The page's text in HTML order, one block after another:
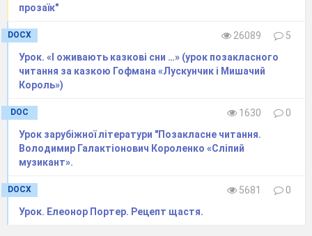
прозаїк"
DOCX 26089
5
Урок. «І оживають казкові сни …» (урок позакласного
читання за казкою Гофмана «Лускунчик і Мишачий
Король»)
DOC 1630
0
Урок зарубіжної літератури "Позакласне читання.
Володимир Галактіонович Короленко «Сліпий
музикант».
DOCX 5681
0
Урок. Елеонор Портер. Рецепт щастя.